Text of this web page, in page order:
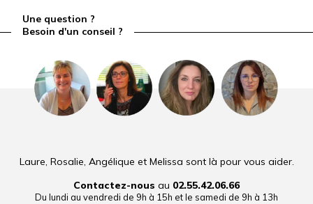
Une question ?
Besoin d'un conseil ?
Laure, Rosalie, Angélique et Melissa sont là pour vous aider.
Contactez-nous au 02.55.42.06.66
Du lundi au vendredi de 9h à 15h et le samedi de 9h à 13h